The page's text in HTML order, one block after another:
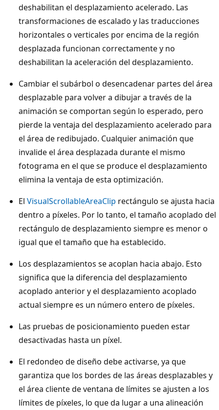
deshabilitan el desplazamiento acelerado. Las
transformaciones de escalado y las traducciones
horizontales o verticales por encima de la región
desplazada funcionan correctamente y no
deshabilitan la aceleración del desplazamiento.
Cambiar el subárbol o desencadenar partes del área
desplazable para volver a dibujar a través de la
animación se comportan según lo esperado, pero
pierde la ventaja del desplazamiento acelerado para
el área de redibujado. Cualquier animación que
invalide el área desplazada durante el mismo
fotograma en el que se produce el desplazamiento
elimina la ventaja de esta optimización.
El VisualScrollableAreaClip rectángulo se ajusta hacia
dentro a píxeles. Por lo tanto, el tamaño acoplado del
rectángulo de desplazamiento siempre es menor o
igual que el tamaño que ha establecido.
Los desplazamientos se acoplan hacia abajo. Esto
significa que la diferencia del desplazamiento
acoplado anterior y el desplazamiento acoplado
actual siempre es un número entero de píxeles.
Las pruebas de posicionamiento pueden estar
desactivadas hasta un píxel.
El redondeo de diseño debe activarse, ya que
garantiza que los bordes de las áreas desplazables y
el área cliente de ventana de límites se ajusten a los
límites de píxeles, lo que da lugar a una alineación